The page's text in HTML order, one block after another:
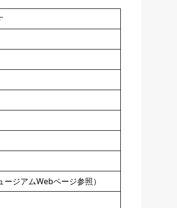
ジアムWebページ参照）